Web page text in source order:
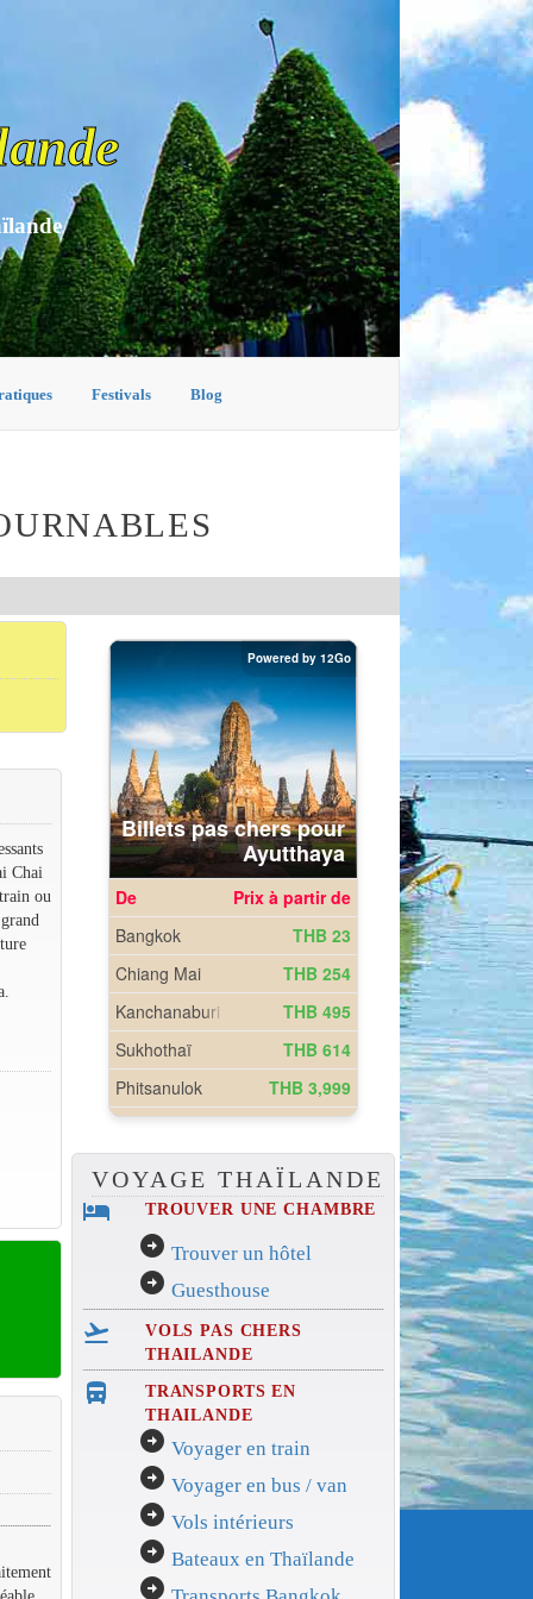
Festivals Blog
Chai
ou
VOYAGE THAÏLANDE
hotel TROUVER UNE CHAMBRE
arrow_circle_right Trouver un hôtel
arrow_circle_right Guesthouse
flight_takeoff
VOLS PAS CHERS
THAILANDE
directions_bus_filled
TRANSPORTS EN
THAILANDE
arrow_circle_right Voyager en train
arrow_circle_right Voyager en bus / van
arrow_circle_right Vols intérieurs
arrow_circle_right Bateaux en Thaïlande
arrow_circle_right